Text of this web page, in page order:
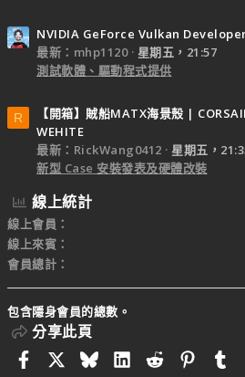
NVIDIA GeForce Vulkan
最新：mhp1120
星期五，21:57
測試軟體、驅動程式提供
R
【開箱】賊船MATX海景殼 |
WEHITE
最新：RickWang0412
星期五，
新型 Case 安裝發表及硬體改裝
線上統計
線上會員
線上來賓
會員總計
包含隱身會員的總數。
分享此頁
FacebookBlueskyLinkedIn
Reddit